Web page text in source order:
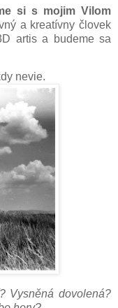
si s mojim Vilom
a kreatívny človek
artis a budeme sa
nevie.
Vysněná dovolená?